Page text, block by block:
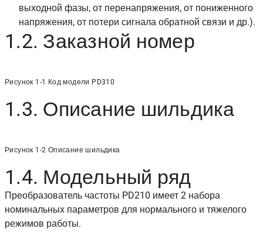
выходной фазы, от перенапряжения, от пониженного
напряжения, от потери сигнала обратной связи и др.).
1.2. Заказной номер
Рисунок 1-1 Код модели PD310
1.3. Описание шильдика
Рисунок 1-2 Описание шильдика
1.4. Модельный ряд
Преобразователь частоты PD210 имеет 2 набора
номинальных параметров для нормального и тяжелого
режимов работы.